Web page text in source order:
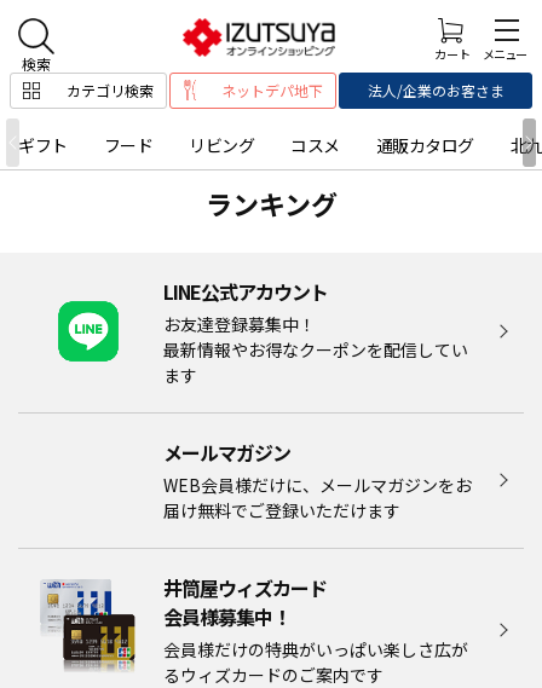
カテゴリ検索 ネットデパ地下 法人/企業のお客さま
ギフト フード リビング コスメ 通販カタログ 北
ランキング
LINE公式アカウント
お友達登録募集中！
最新情報やお得なクーポンを配信してい
ます
メールマガジン​
WEB会員様だけに、メールマガジンをお
届け無料でご登録いただけます
井筒屋ウィズカード
会員様募集中！​​
会員様だけの特典がいっぱい楽しさ広が
るウィズカードのご案内です